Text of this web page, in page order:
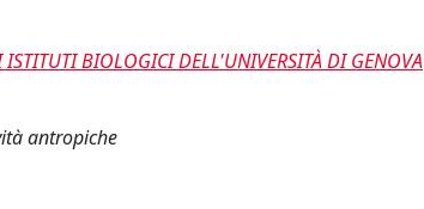
BIOLOGICI DELL'UNIVERSITÀ DI GENOVA
antropiche